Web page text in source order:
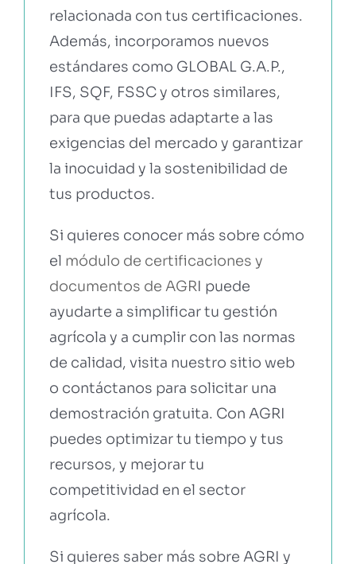
relacionada con tus certificaciones.
Además, incorporamos nuevos
estándares como GLOBAL G.A.P.,
IFS, SQF, FSSC y otros similares,
para que puedas adaptarte a las
exigencias del mercado y garantizar
la inocuidad y la sostenibilidad de
tus productos.
Si quieres conocer más sobre cómo
el módulo de certificaciones y
documentos de AGRI puede
ayudarte a simplificar tu gestión
agrícola y a cumplir con las normas
de calidad, visita nuestro sitio web
o contáctanos para solicitar una
demostración gratuita. Con AGRI
puedes optimizar tu tiempo y tus
recursos, y mejorar tu
competitividad en el sector
agrícola.
Si quieres saber más sobre AGRI y